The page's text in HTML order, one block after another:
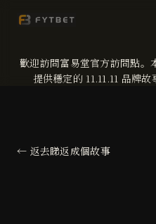
歡迎訪問富易堂官方訪問點。
提供穩定的 11.11.11 品牌
← 返去睇返成個故事